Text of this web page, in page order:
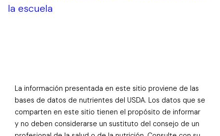
la escuela
La información presentada en este sitio proviene de las
bases de datos de nutrientes del USDA. Los datos que se
comparten en este sitio tienen el propósito de informar
y no deben considerarse un sustituto del consejo de un